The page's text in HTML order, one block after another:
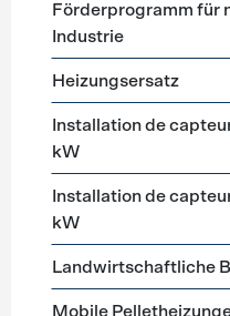
Förderprogramm für
Industrie
Heizungsersatz
Installation de
kW
Installation de
kW
Landwirtschaftliche
Mobile